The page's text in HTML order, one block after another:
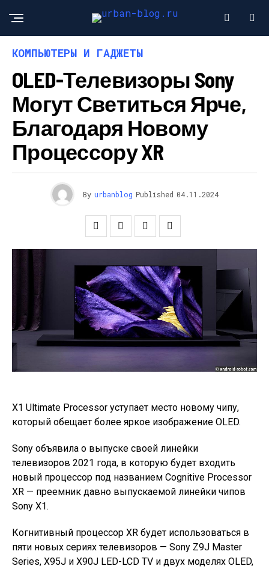
КОМПЬЮТЕРЫ И ГАДЖЕТЫ
OLED-Телевизоры Sony
Могут Светиться Ярче,
Благодаря Новому
Процессору XR
By urbanblog Published 04.11.2024
X1 Ultimate Processor уступает место новому чипу,
который обещает более яркое изображение OLED.
Sony объявила о выпуске своей линейки
телевизоров 2021 года, в которую будет входить
новый процессор под названием Cognitive Processor
XR — преемник давно выпускаемой линейки чипов
Sony X1.
Когнитивный процессор XR будет использоваться в
пяти новых сериях телевизоров — Sony Z9J Master
Series, X95J и X90J LED-LCD TV и двух моделях OLED,